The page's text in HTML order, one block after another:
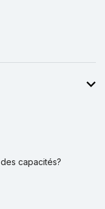
capacités?